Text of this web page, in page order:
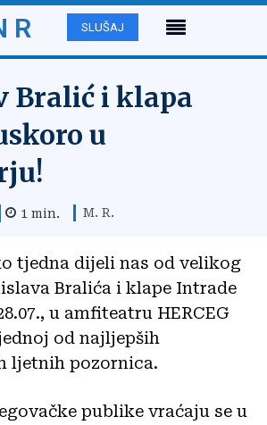
R SLUŠAJ
Bralić i klapa
u
1 min. M. R.
tjedna dijeli nas od velikog
Bralića i klape Intrade
u amfiteatru HERCEG
od najljepših
ljetnih pozornica.
publike vraćaju se u